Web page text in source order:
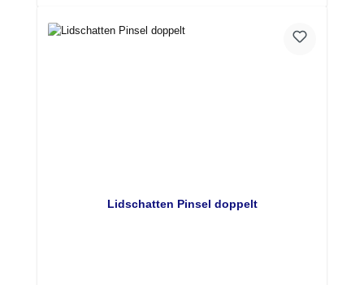
Lidschatten Pinsel doppelt